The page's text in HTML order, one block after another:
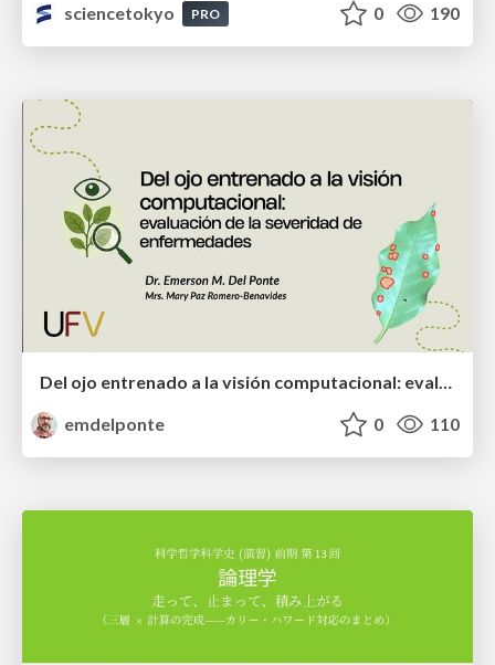
sciencetokyo
PRO 0 190
Del ojo entrenado a la visión computacional: evaluación de la severidad de enfermedades
emdelponte
0 110